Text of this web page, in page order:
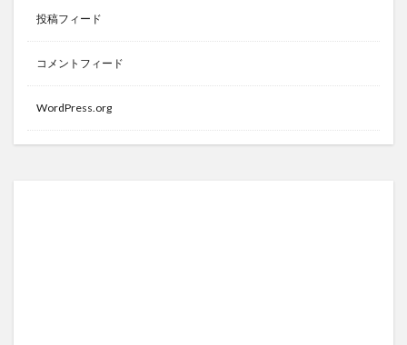
投稿フィード
コメントフィード
WordPress.org